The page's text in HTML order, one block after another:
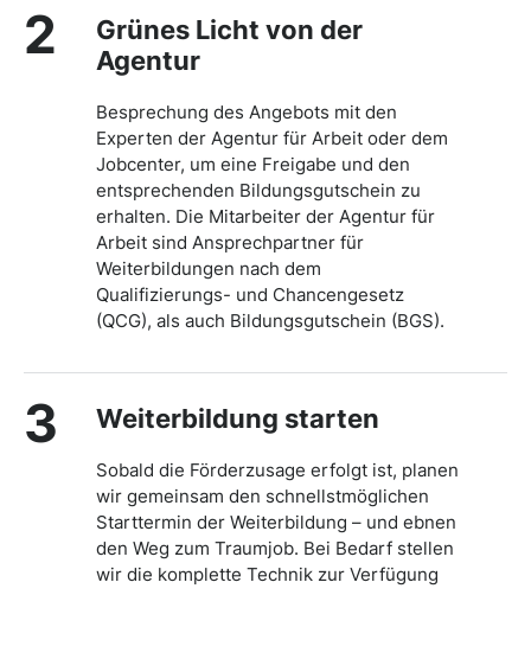
2
Grünes Licht von der
Agentur
Besprechung des Angebots mit den
Experten der Agentur für Arbeit oder dem
Jobcenter, um eine Freigabe und den
entsprechenden Bildungsgutschein zu
erhalten. Die Mitarbeiter der Agentur für
Arbeit sind Ansprechpartner für
Weiterbildungen nach dem
Qualifizierungs- und Chancengesetz
(QCG), als auch Bildungsgutschein (BGS).
3 Weiterbildung starten
Sobald die Förderzusage erfolgt ist, planen
wir gemeinsam den schnellstmöglichen
Starttermin der Weiterbildung – und ebnen
den Weg zum Traumjob. Bei Bedarf stellen
wir die komplette Technik zur Verfügung